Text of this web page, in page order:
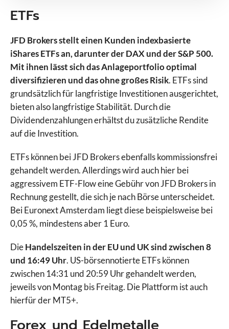
ETFs
JFD Brokers stellt einen Kunden indexbasierte
iShares ETFs an, darunter der DAX und der S&P 500.
Mit ihnen lässt sich das Anlageportfolio optimal
diversifizieren und das ohne großes Risik. ETFs sind
grundsätzlich für langfristige Investitionen ausgerichtet,
bieten also langfristige Stabilität. Durch die
Dividendenzahlungen erhältst du zusätzliche Rendite
auf die Investition.
ETFs können bei JFD Brokers ebenfalls kommissionsfrei
gehandelt werden. Allerdings wird auch hier bei
aggressivem ETF-Flow eine Gebühr von JFD Brokers in
Rechnung gestellt, die sich je nach Börse unterscheidet.
Bei Euronext Amsterdam liegt diese beispielsweise bei
0,05 %, mindestens aber 1 Euro.
DieHandelszeiten in der EU und UK sind zwischen 8
und 16:49 Uhr. US-börsennotierte ETFs können
zwischen 14:31 und 20:59 Uhr gehandelt werden,
jeweils von Montag bis Freitag. Die Plattform ist auch
hierfür der MT5+.
Forex und Edelmetalle